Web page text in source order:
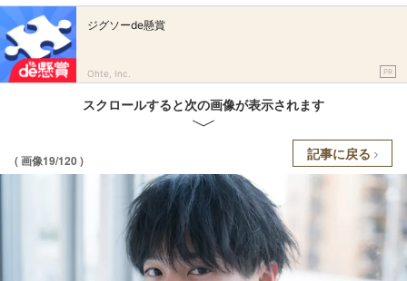
ジグソーde懸賞
Ohte, Inc. PR
スクロールすると次の画像が表示されます
( 画像19/120 ) 記事に戻る